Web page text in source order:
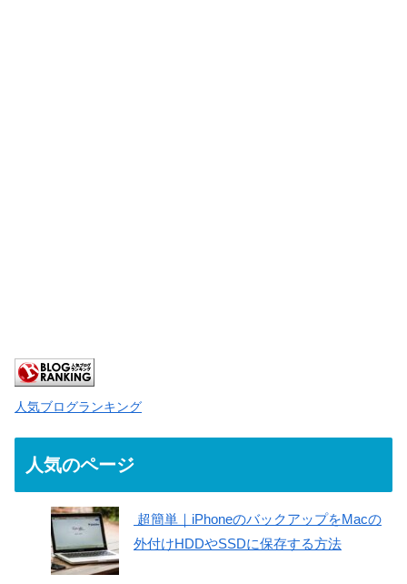
人気ブログランキング
人気のページ
超簡単｜iPhoneのバックアップをMacの
外付けHDDやSSDに保存する方法